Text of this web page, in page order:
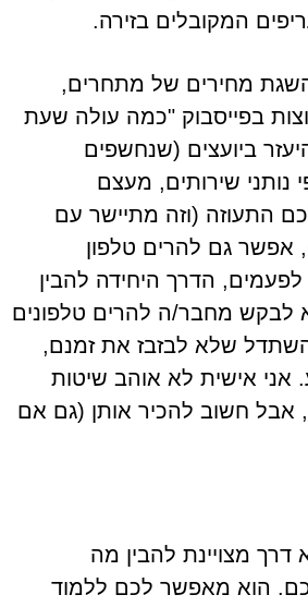
המקובלים בזירה.
מחירים של מתחרים,
בפייסבוק "כמה עולה שעת
ביועצים (שנחשפים
נותני שירותים, מעצם
התעוזה (וזה מתיישר עם
אפשר גם להרים טלפון
הדרך היחידה להבין
לבקש מחבר/ה להרים טלפונים
שלא לבזבז את זמנם,
אני אישית לא אוהב שיטות
אבל חשוב להכיר אותן (גם אם
מצויינת להבין מה
הוא מאפשר לכם ללמוד